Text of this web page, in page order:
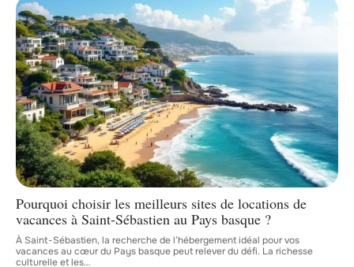
Pourquoi choisir les meilleurs sites de locations de
vacances à Saint-Sébastien au Pays basque ?
À Saint-Sébastien, la recherche de l’hébergement idéal pour vos
vacances au cœur du Pays basque peut relever du défi. La richesse
culturelle et les…